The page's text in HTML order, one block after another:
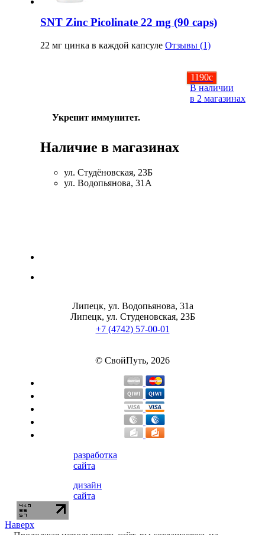
1190c
В наличии
в 2 магазинах
SNT Zinc Picolinate 22 mg (90 caps)
22 мг цинка в каждой капсуле Отзывы (1)
Укрепит иммунитет.
Наличие в магазинах
ул. Студёновская, 23Б
ул. Водопьянова, 31А
Липецк, ул. Водопьянова, 31а
Липецк, ул. Студеновская, 23Б
+7 (4742) 57-00-01
© СвойПуть, 2026
разработка
сайта
дизайн
сайта
Наверх